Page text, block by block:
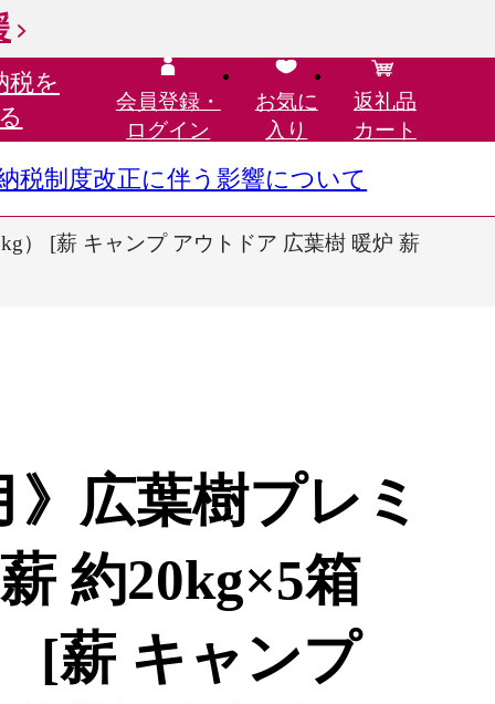
税を
会員登録・
ログイン
お気に
入り
返礼品
カート
税制度改正に伴う影響について
） [薪 キャンプ アウトドア 広葉樹 暖炉 薪
》広葉樹プレミ
約20kg×5箱
[薪 キャンプ